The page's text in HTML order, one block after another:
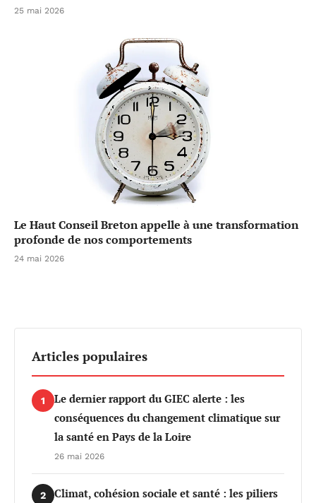
25 mai 2026
Le Haut Conseil Breton appelle à une transformation
profonde de nos comportements
24 mai 2026
Articles populaires
1
Le dernier rapport du GIEC alerte : les
conséquences du changement climatique sur
la santé en Pays de la Loire
26 mai 2026
2
Climat, cohésion sociale et santé : les piliers